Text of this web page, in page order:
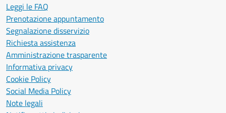
Leggi le FAQ
Prenotazione appuntamento
Segnalazione disservizio
Richiesta assistenza
Amministrazione trasparente
Informativa privacy
Cookie Policy
Social Media Policy
Note legali